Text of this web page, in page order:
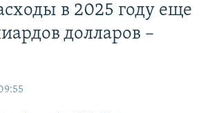
КРЫМА
в 2025 году еще
долларов –